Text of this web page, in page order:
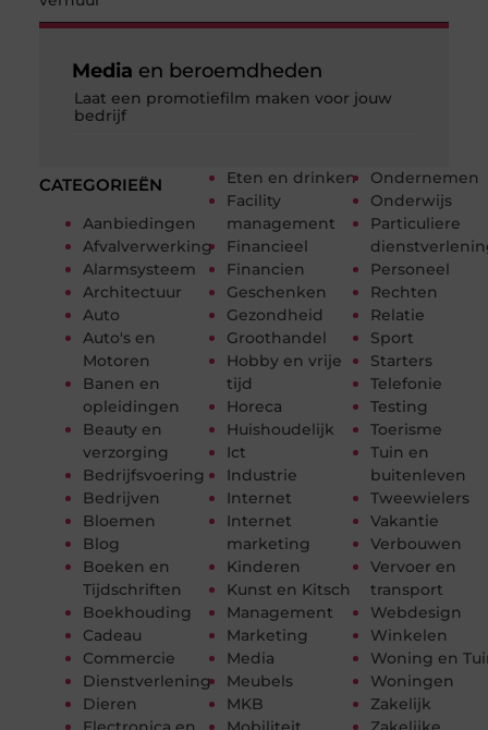
CATEGORIEËN
Aanbiedingen
Afvalverwerking
Alarmsysteem
Architectuur
Auto
Auto's en
Motoren
Banen en
opleidingen
Beauty en
verzorging
Bedrijfsvoering
Bedrijven
Bloemen
Blog
Boeken en
Tijdschriften
Boekhouding
Cadeau
Commercie
Dienstverlening
Dieren
Eten en drinken
Facility
management
Financieel
Financien
Geschenken
Gezondheid
Groothandel
Hobby en vrije
tijd
Horeca
Huishoudelijk
Ict
Industrie
Internet
Internet
marketing
Kinderen
Kunst en Kitsch
Management
Marketing
Media
Meubels
MKB
Ondernemen
Onderwijs
Particuliere
Personeel
Rechten
Relatie
Sport
Starters
Telefonie
Testing
Toerisme
Tuin en
buitenleven
Tweewielers
Vakantie
Verbouwen
Vervoer en
transport
Webdesign
Winkelen
Woning en
Woningen
Zakelijk
Media en beroemdheden
Laat een promotiefilm maken voor jouw
bedrijf